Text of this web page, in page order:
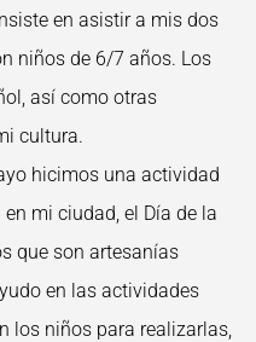
en asistir a mis dos
niños de 6/7 años. Los
así como otras
cultura.
hicimos una actividad
mi ciudad, el Día de la
que son artesanías
en las actividades
los niños para realizarlas,